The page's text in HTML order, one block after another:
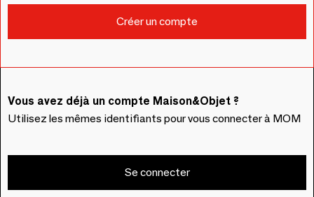
Vous avez déjà un compte Maison&Objet ?
Utilisez les mêmes identifiants pour vous connecter à MOM
Se connecter